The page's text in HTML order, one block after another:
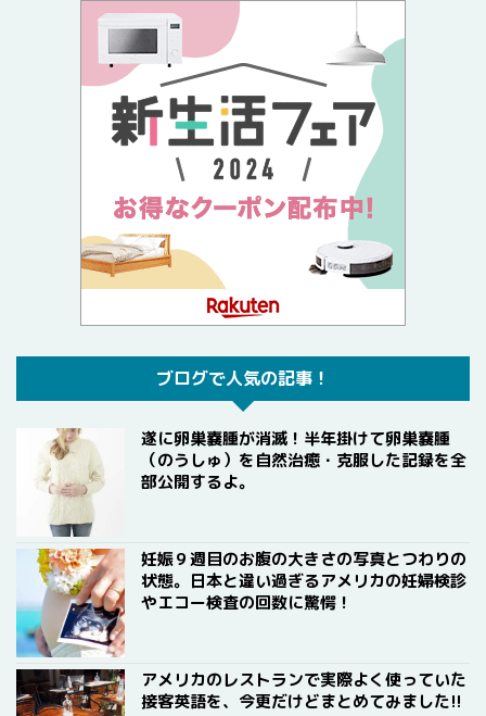
ブログで人気の記事！
遂に卵巣嚢腫が消滅！半年掛けて卵巣嚢腫
（のうしゅ）を自然治癒・克服した記録を全
部公開するよ。
妊娠９週目のお腹の大きさの写真とつわりの
状態。日本と違い過ぎるアメリカの妊婦検診
やエコー検査の回数に驚愕！
アメリカのレストランで実際よく使っていた
接客英語を、今更だけどまとめてみました!!